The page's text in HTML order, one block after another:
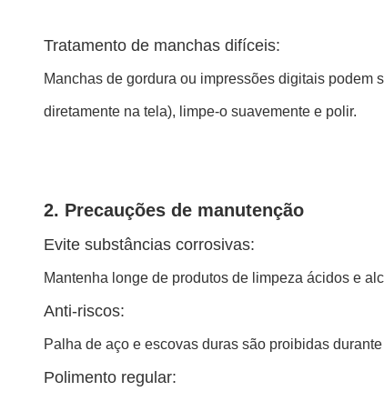
Tratamento de manchas difíceis:
Manchas de gordura ou impressões digitais
diretamente na tela), limpe-o suavemente e polir.
2. Precauções de manutenção
Evite substâncias corrosivas:
Mantenha longe de produtos de limpeza ácidos e
Anti-riscos:
Palha de aço e escovas duras são proibidas
Polimento regular: